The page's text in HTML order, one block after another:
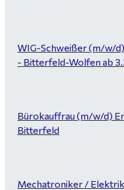
WIG-Schweißer (m/w/
- Bitterfeld-Wolfen ab
Bürokauffrau (m/w/d)
Bitterfeld
Mechatroniker /